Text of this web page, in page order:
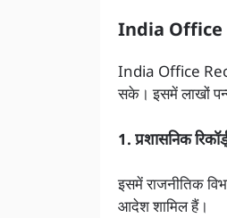
India Office
India Office
सके। इसमें लाखों
1. प्रशासनिक
इसमें राजनीतिक
आदेश शामिल हैं।